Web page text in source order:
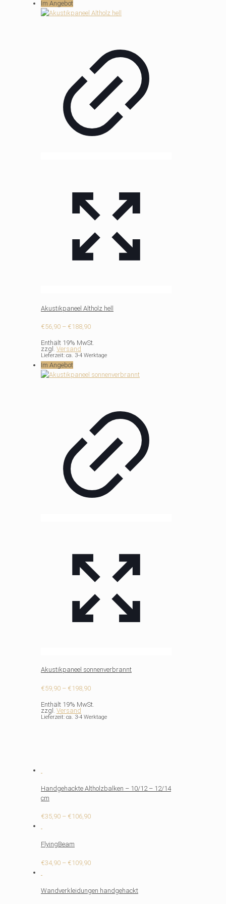
Im Angebot
Akustikpaneel Altholz hell
€56,90 – €188,90Preisspanne:
bis
€188,90
Enthält 19% MwSt.
zzgl. Versand
Lieferzeit: ca. 3-4 Werktage
Im Angebot
Akustikpaneel sonnenverbrannt
€59,90 – €198,90Preisspanne:
bis
€198,90
Enthält 19% MwSt.
zzgl. Versand
Lieferzeit: ca. 3-4 Werktage
Handgehackte Altholzbalken – 10/12 – 12/14
cm
€35,90 – €106,90Preisspanne:
FlyingBeam
€34,90 – €109,90Preisspanne:
€109,90
Wandverkleidungen handgehackt